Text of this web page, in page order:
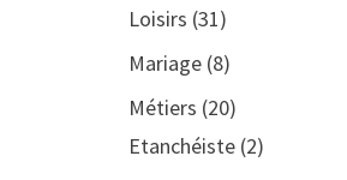
Loisirs (31)
Mariage(8)
Métiers (20)
Etanchéiste(2)